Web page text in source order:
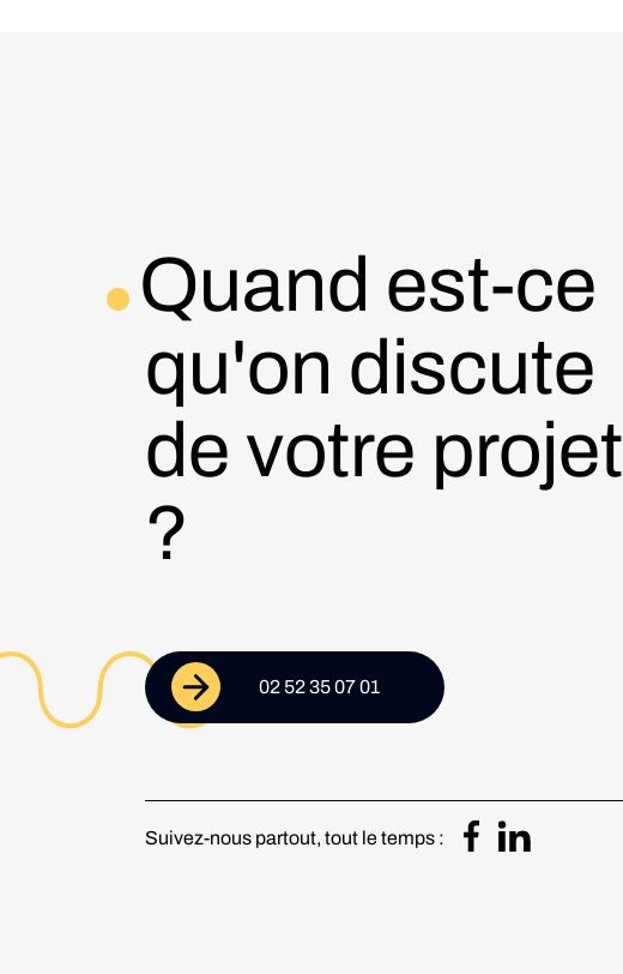
Quand est-ce
qu'on discute
de votre projet
?
02 52 35 07 01
Suivez-nous partout, tout le temps :